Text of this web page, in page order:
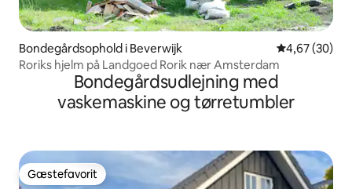
Bondegårdsophold i Beverwijk 4,67 ud af 5 i
4,67 (30)
Roriks hjelm på Landgoed Rorik nær Amsterdam
Bondegårdsudlejning med
vaskemaskine og tørretumbler
Gæstefavorit
Gæstefavorit